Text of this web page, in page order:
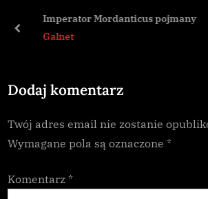
s
s
:
s
Imperator Mordanticus pojmany
Galnet
prev
Dodaj komentarz
Twój adres email nie zostanie
Wymagane pola są oznaczone *
Komentarz *